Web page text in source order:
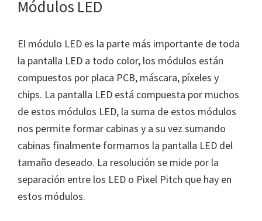
Módulos LED
El módulo LED es la parte más importante de toda
la pantalla LED a todo color, los módulos están
compuestos por placa PCB, máscara, píxeles y
chips. La pantalla LED está compuesta por muchos
de estos módulos LED, la suma de estos módulos
nos permite formar cabinas y a su vez sumando
cabinas finalmente formamos la pantalla LED del
tamaño deseado. La resolución se mide por la
separación entre los LED o Pixel Pitch que hay en
estos módulos.